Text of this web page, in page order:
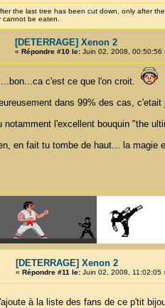
the last tree has been cut down, only after
cannot be eaten.
[DETERRAGE] Xenon 2
« Répondre #10 le:Juin 02, 2008, 00:50:56
c'est ce que l'on croit.
dans 99% des cas,
notamment l'excellent bouquin "the
en fait tu tombe de haut... la magie
[DETERRAGE] Xenon 2
« Répondre #11 le:Juin 02, 2008, 11:02:05
à la liste des fans de ce p'tit